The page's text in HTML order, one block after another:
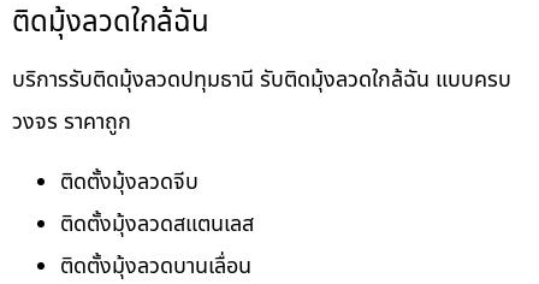
ติดมุ้งลวดใกล้ฉัน
บริการรับติดมุ้งลวดปทุมธานี รับติดมุ้งลวดใกล้ฉัน แบบครบ
วงจร ราคาถูก
ติดตั้งมุ้งลวดจีบ
ติดตั้งมุ้งลวดสแตนเลส
ติดตั้งมุ้งลวดบานเลื่อน